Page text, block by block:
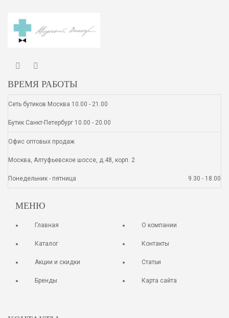
ВРЕМЯ РАБОТЫ
Сеть бутиков Москва 10.00 - 21.00
Бутик Санкт-Петербург 10.00 - 20.00
Офис оптовых продаж
Москва, Алтуфьевское шоссе, д.48, корп. 2
Понедельник - пятница 9.30 - 18.00
МЕНЮ
Главная
Каталог
Акции и скидки
Бренды
О компании
Контакты
Статьи
Карта сайта